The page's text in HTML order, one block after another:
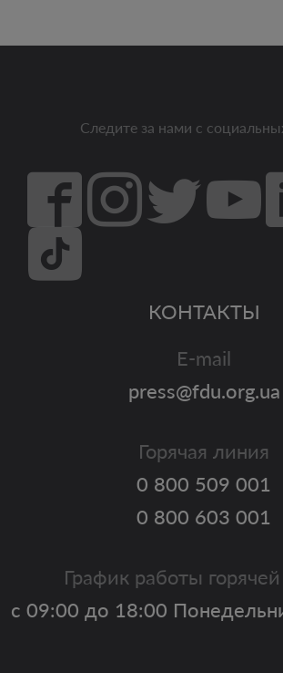
Следите за нами с
КОНТАКТЫ
E-mail
press@fdu.org.ua
Горячая линия
0 800 509 001
0 800 603 001
График работы
с 09:00 до 18:00